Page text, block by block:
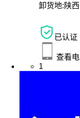
卸货地:陕
已认证
查看
1